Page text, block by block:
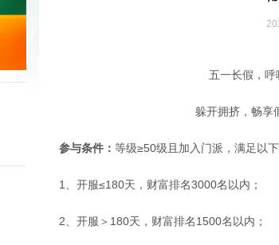
五一长假，
躲开拥挤，畅享
参与条件： 等级≥50级且加入门派，满足以
1、开服≤180天，财富排名3000名以内；
2、开服＞180天，财富排名1500名以内；